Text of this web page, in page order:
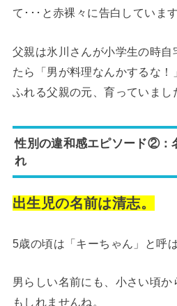
て･･･と赤裸々に告白しています
父親は氷川さんが小学生の時
たら「男が料理なんかするな
ふれる父親の元、育っていまし
性別の違和感エピソード②：
れ
出生児の名前は清志。
5歳の頃は「キーちゃん」と呼
男らしい名前にも、小さい頃
もしれませんね。